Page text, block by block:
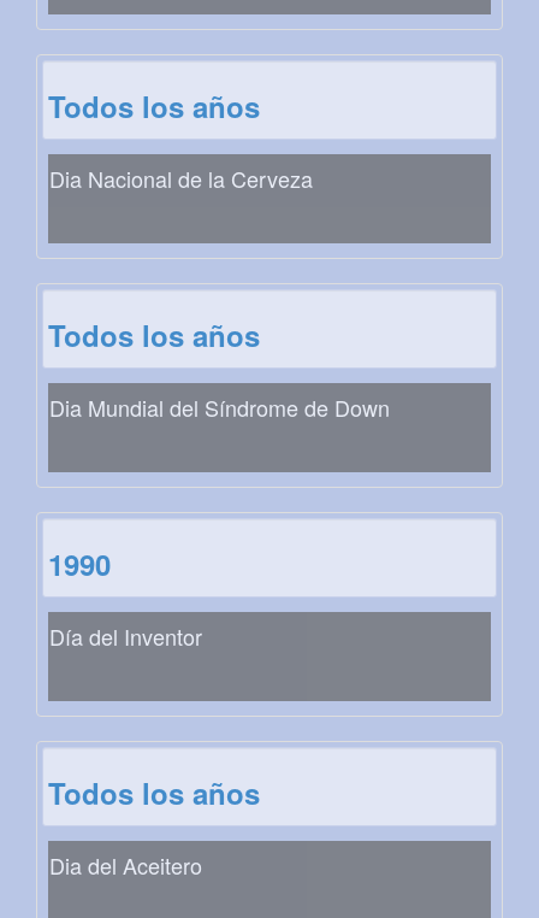
Todos los años
Dia Nacional de la Cerveza
Todos los años
Dia Mundial del Síndrome de Down
1990
Día del Inventor
Todos los años
Dia del Aceitero